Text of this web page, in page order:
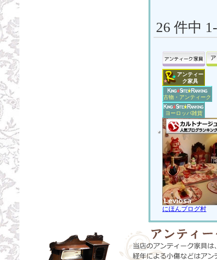
26 件中
アンティー
ク家具
古物・アンティーク
ヨーロッパ雑貨
にほんブログ村